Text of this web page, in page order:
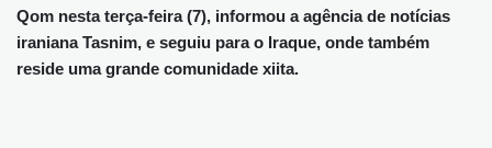
Qom nesta terça-feira (7), informou a agência de notícias
iraniana Tasnim, e seguiu para o Iraque, onde também
reside uma grande comunidade xiita.